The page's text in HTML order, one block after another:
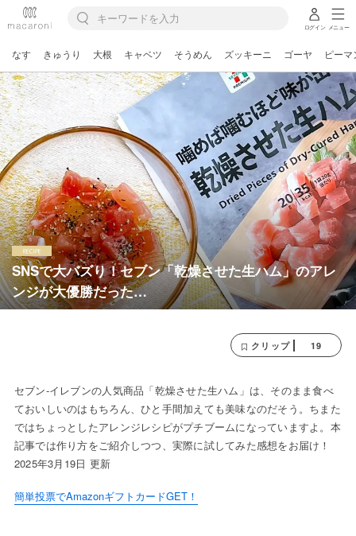
ログイン メニュー
なす きゅうり 大根 キャベツ そうめん ズッキーニ ゴーヤ ピーマ
SNSで大バズり！セブン「乾燥させた生ハム」のアレ
ンジが大優勝だった…
クリップ 19
セブン-イレブンの人気商品「乾燥させた生ハム」は、そのまま食べ
ておいしいのはもちろん、ひと手間加えても美味なのだそう。ちまた
ではちょっとしたアレンジレシピがプチブームになっていますよ。本
記事では作り方をご紹介しつつ、実際に試してみた感想をお届け！
2025年3月19日 更新
簡単投票でAmazonギフトカードGET！